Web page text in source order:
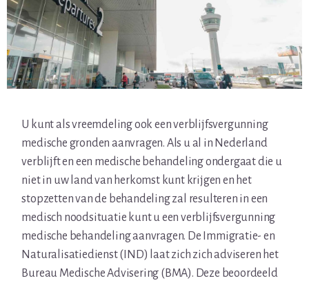
U kunt als vreemdeling ook een verblijfsvergunning
medische gronden aanvragen. Als u al in Nederland
verblijft en een medische behandeling ondergaat die u
niet in uw land van herkomst kunt krijgen en het
stopzetten van de behandeling zal resulteren in een
medisch noodsituatie kunt u een verblijfsvergunning
medische behandeling aanvragen. De Immigratie- en
Naturalisatiedienst (IND) laat zich zich adviseren het
Bureau Medische Advisering (BMA). Deze beoordeeld